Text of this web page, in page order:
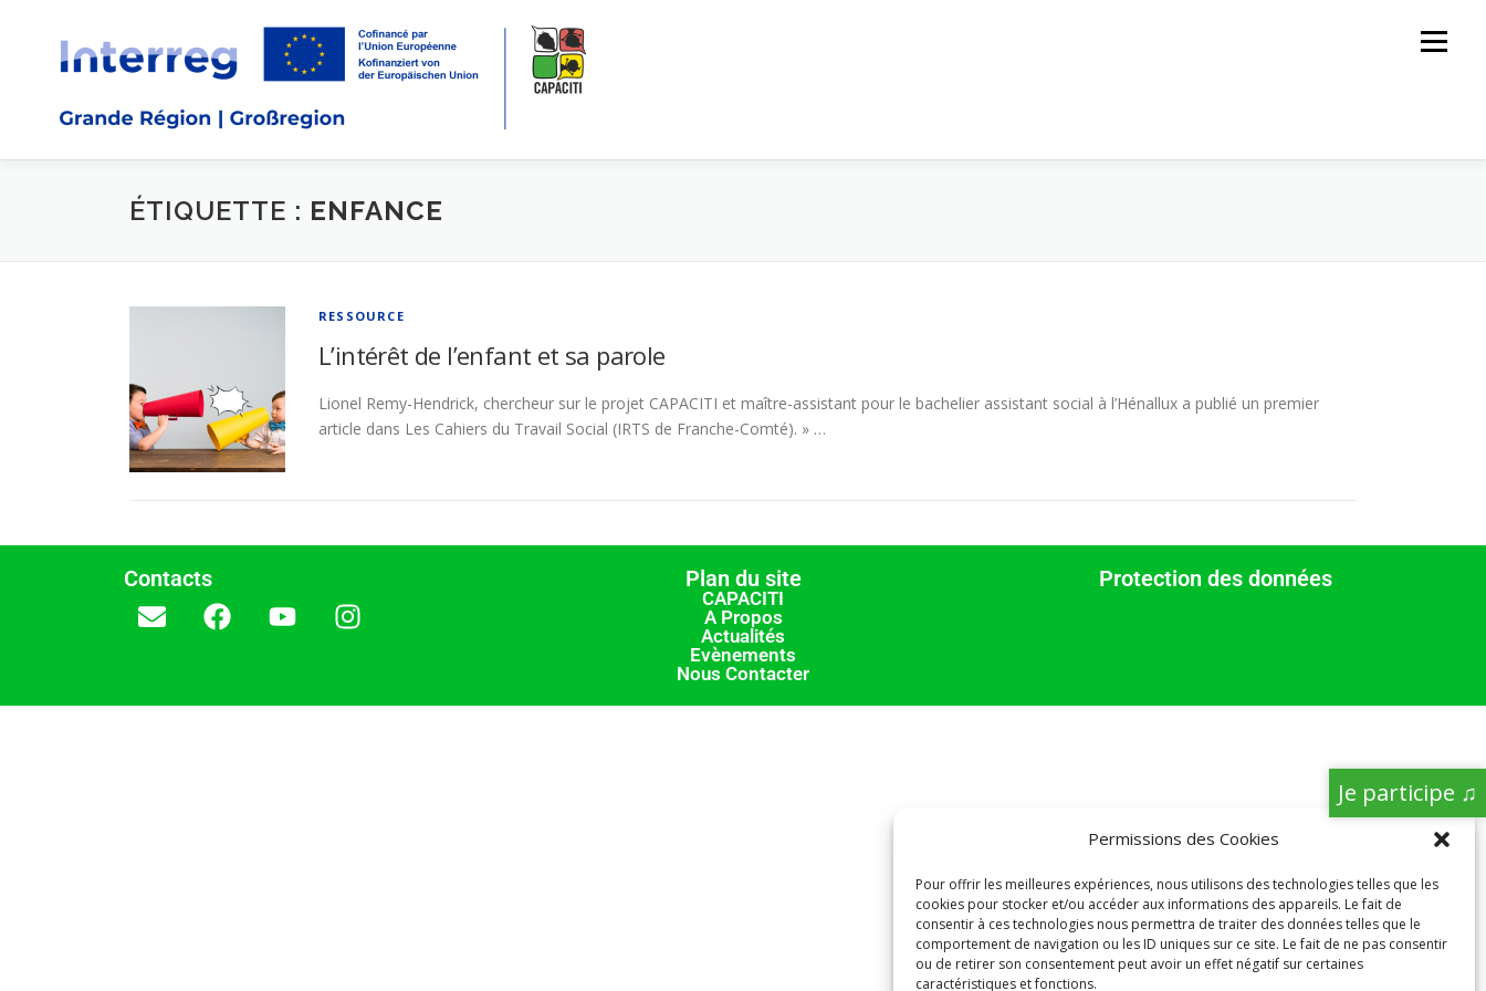
Permissions des Cookies
Pour offrir les meilleures expériences, nous utilisons des technologies telles que les
cookies pour stocker et/ou accéder aux informations des appareils. Le fait de
consentir à ces technologies nous permettra de traiter des données telles que le
comportement de navigation ou les ID uniques sur ce site. Le fait de ne pas consentir
ou de retirer son consentement peut avoir un effet négatif sur certaines
caractéristiques et fonctions.
Menu
ÉTIQUETTE : ENFANCE
RESSOURCE
L’intérêt de l’enfant et sa parole
Lionel Remy-Hendrick, chercheur sur le projet CAPACITI et maître-assistant pour le bachelier assistant social à l’Hénallux a publié un premier
article dans Les Cahiers du Travail Social (IRTS de Franche-Comté). » …
Contacts Plan du site
CAPACITI
A Propos
Actualités
Evènements
Nous Contacter
Protection des données
Je participe ♫